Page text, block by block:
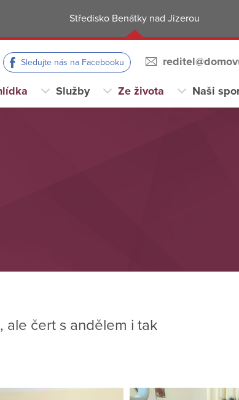
Středisko Benátky nad Jizerou
Sledujte nás na Facebooku
Služby Ze života Naši
ale čert s andělem i tak